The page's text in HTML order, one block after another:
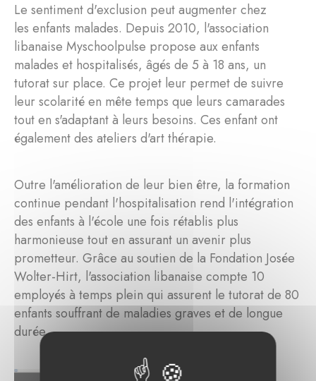
Le sentiment d'exclusion peut augmenter chez
les enfants malades. Depuis 2010, l'association
libanaise Myschoolpulse propose aux enfants
malades et hospitalisés, âgés de 5 à 18 ans, un
tutorat sur place. Ce projet leur permet de suivre
leur scolarité en mête temps que leurs camarades
tout en s'adaptant à leurs besoins. Ces enfant ont
également des ateliers d'art thérapie.
Outre l'amélioration de leur bien être, la formation
continue pendant l'hospitalisation rend l'intégration
des enfants à l'école une fois rétablis plus
harmonieuse tout en assurant un avenir plus
prometteur. Grâce au soutien de la Fondation Josée
Wolter-Hirt, l'association libanaise compte 10
employés à temps plein qui assurent le tutorat de 80
enfants souffrant de maladies graves et de longue
durée.